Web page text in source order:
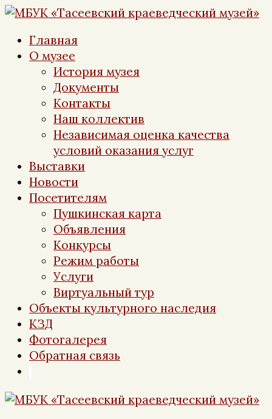
Перейти
контенту
Главная
О музее
История музея
Документы
Контакты
Наш коллектив
Независимая оценка качества
условий оказания услуг
Выставки
Новости
Посетителям
Пушкинская карта
Объявления
Конкурсы
Режим работы
Услуги
Виртуальный тур
Объекты культурного наследия
КЗД
Фотогалерея
Обратная связь